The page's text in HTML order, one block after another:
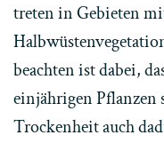
treten in Gebieten
beachten ist dabei,
einjährigen Pflanzen
Trockenheit auch